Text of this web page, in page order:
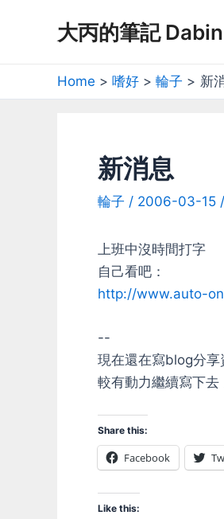
大丙的筆記
Home 嗜好 輪子 新
新消息
輪子 / 2006-03-15
上班中沒時間打字
自己看吧：
http://www.auto-
--
現在還在寫blog分享
較有動力繼續寫下去
Share this:
Facebook
Like this: